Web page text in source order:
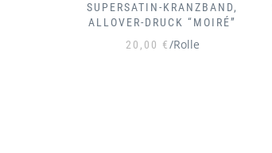
SUPERSATIN-KRANZBAND,
RAND Z-RANKE SCHWARZ
20,00 €/Rolle